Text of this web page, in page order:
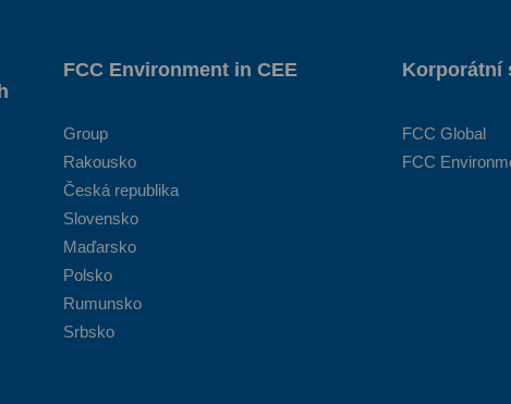
FCC Environment in CEE
Group
Rakousko
Česká republika
Slovensko
Maďarsko
Polsko
Rumunsko
Srbsko
Korporátní
FCC Global
FCC